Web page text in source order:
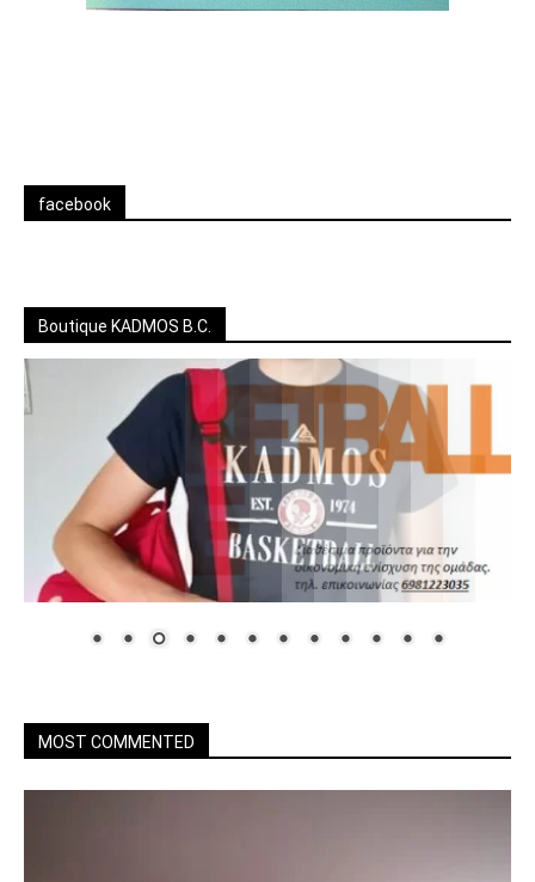
facebook
Boutique KADMOS B.C.
MOST COMMENTED